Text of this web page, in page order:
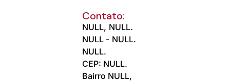
Contato:
NULL, NULL.
NULL - NULL.
NULL.
CEP: NULL.
Bairro NULL,